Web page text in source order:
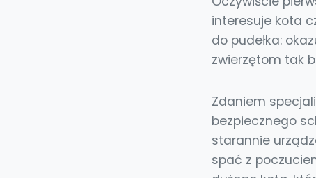
interesuje kota
do pudełka:
zwierzętom tak
Zdaniem
bezpiecznego
starannie
spać z